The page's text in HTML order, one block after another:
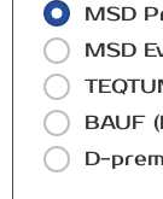
MSD
MSD
BAUF
D-